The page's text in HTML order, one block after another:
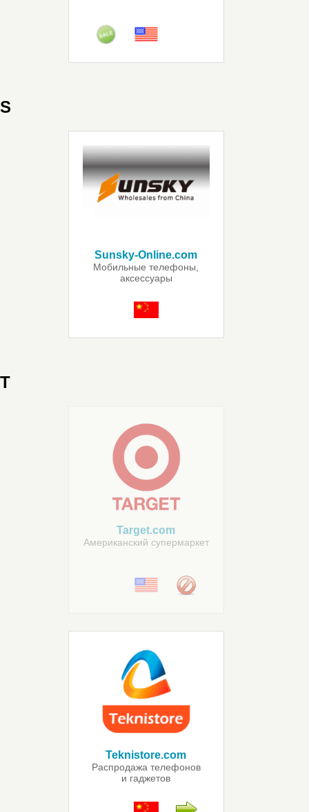
S
Sunsky-Online.com
Мобильные телефоны,
аксессуары
электроника, гаджеты
T
Target.com
Американский супермаркет
Teknistore.com
Распродажа телефонов
и гаджетов